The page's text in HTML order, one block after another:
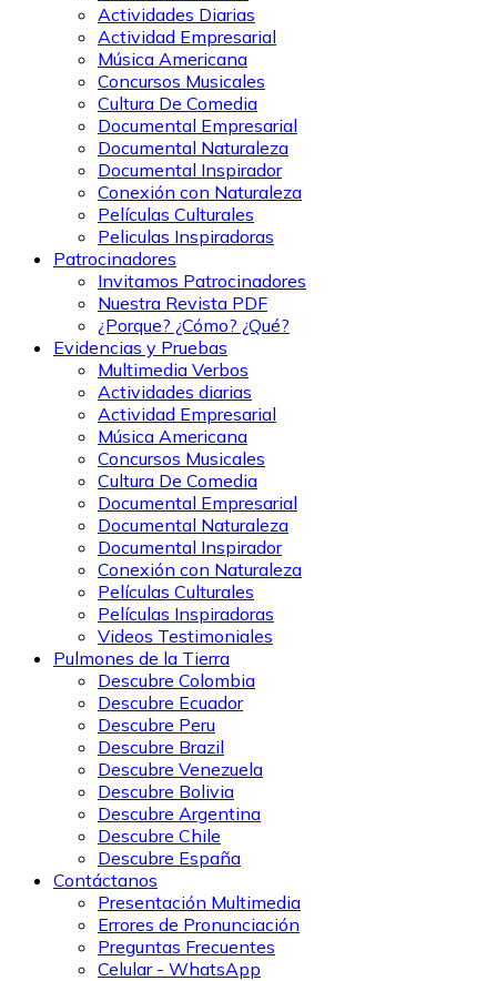
Actividades Diarias
Actividad Empresarial
Música Americana
Concursos Musicales
Cultura De Comedia
Documental Empresarial
Documental Naturaleza
Documental Inspirador
Conexión con Naturaleza
Películas Culturales
Peliculas Inspiradoras
Patrocinadores
Invitamos Patrocinadores
Nuestra Revista PDF
¿Porque? ¿Cómo? ¿Qué?
Evidencias y Pruebas
Multimedia Verbos
Actividades diarias
Actividad Empresarial
Música Americana
Concursos Musicales
Cultura De Comedia
Documental Empresarial
Documental Naturaleza
Documental Inspirador
Conexión con Naturaleza
Películas Culturales
Películas Inspiradoras
Videos Testimoniales
Pulmones de la Tierra
Descubre Colombia
Descubre Ecuador
Descubre Peru
Descubre Brazil
Descubre Venezuela
Descubre Bolivia
Descubre Argentina
Descubre Chile
Descubre España
Contáctanos
Presentación Multimedia
Errores de Pronunciación
Preguntas Frecuentes
Celular - WhatsApp